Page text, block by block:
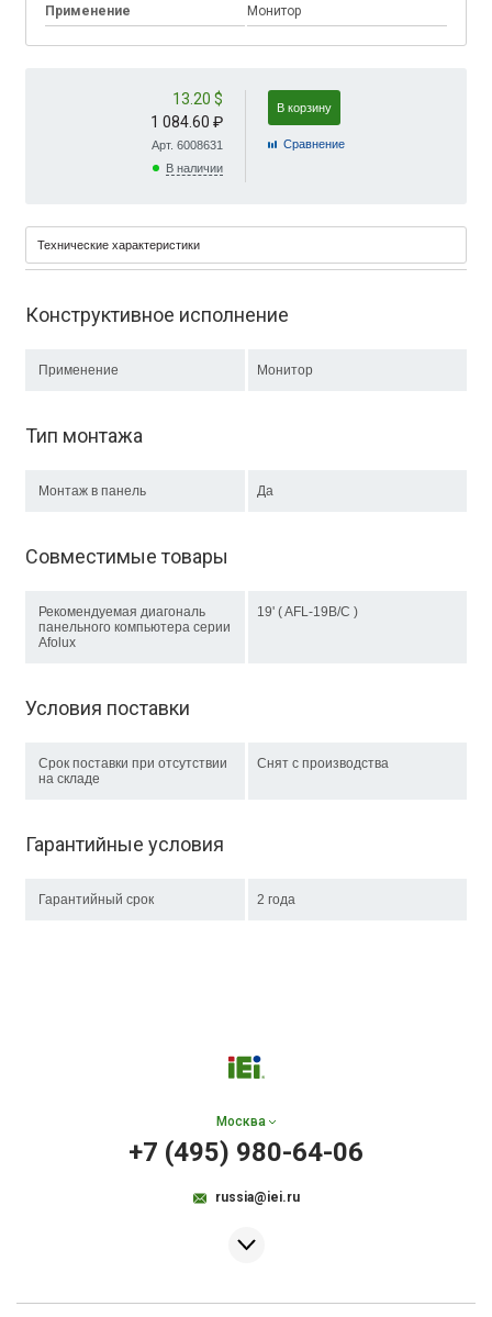
Применение Монитор
13.20 $
1 084.60 ₽
Арт. 6008631
В наличии
В корзину
Cравнение
Технические характеристики
Конструктивное исполнение
Применение Монитор
Тип монтажа
Монтаж в панель Да
Совместимые товары
Рекомендуемая диагональ
панельного компьютера серии
Afolux
19' ( AFL-19B/C )
Условия поставки
Срок поставки при отсутствии
на складе
Снят с производства
Гарантийные условия
Гарантийный срок 2 года
Москва
+7 (495) 980-64-06
russia@iei.ru